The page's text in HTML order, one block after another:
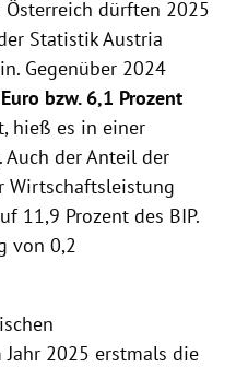
Mrd. Euro und
Milliarden-Marke.
am BIP erhöhte
von 0,2
dem Vorjahr.
private Ausgaben
Ausgaben um 5,9
6,5 Prozent wuchsen.
Österreich dürften 2025
Statistik Austria
Gegenüber 2024
bzw. 6,1 Prozent
hieß es in einer
Auch der Anteil der
Wirtschaftsleistung
11,9 Prozent des BIP.
von 0,2
2025 erstmals die